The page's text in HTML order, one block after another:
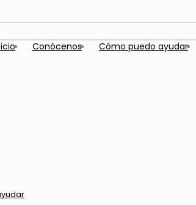
Conócenos Cómo puedo ayudar